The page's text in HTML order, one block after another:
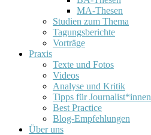
MA-Thesen
Studien zum Thema
Tagungsberichte
Vorträge
Praxis
Texte und Fotos
Videos
Analyse und Kritik
Tipps für Journalist*innen
Best Practice
Blog-Empfehlungen
Über uns